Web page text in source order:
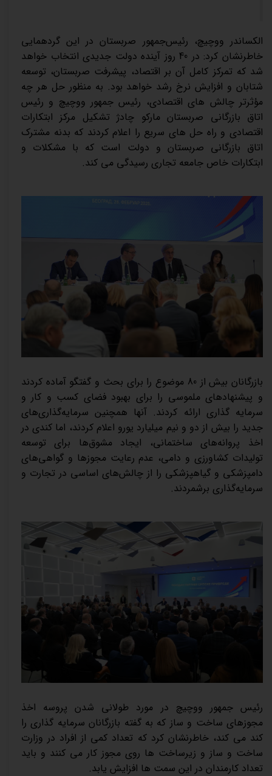
الکساندر ووچیچ، رئیس‌جمهور صربستان در این گردهمایی
خاطرنشان کرد: در 40 روز آینده دولت جدیدی انتخاب خواهد
شد که تمرکز کامل آن بر اقتصاد، پیشرفت صربستان، توسعه
شتابان و افزایش نرخ رشد خواهد بود. به منظور حل هر چه
مؤثرتر چالش های اقتصادی، رئیس جمهور ووچیچ و رئیس
اتاق بازرگانی صربستان مارکو چادژ تشکیل مرکز ابتکارات
اقتصادی و راه حل های سریع را اعلام کردند که بدنه مشترک
اتاق بازرگانی صربستان و دولت است که با مشکلات و
ابتکارات خاص جامعه تجاری رسیدگی می کند.
بازرگانان بیش از 80 موضوع را برای بحث و گفتگو آماده کردند
و پیشنهادهای ملموسی را برای بهبود فضای کسب و کار و
سرمایه گذاری ارائه کردند. آنها همچنین سرمایه‌گذاری‌های
جدید را بیش از دو و نیم میلیارد یورو اعلام کردند، اما کندی در
اخذ پروانه‌های ساختمانی، ایجاد مشوق‌ها برای توسعه
تولیدات کشاورزی و دامی، عدم رعایت مجوزها و گواهی‌های
دامپزشکی و گیاهپزشکی را از چالش‌های اساسی در تجارت و
سرمایه‌گذاری برشمردند.
رئیس جمهور ووچیچ در مورد طولانی شدن پروسه اخذ
مجوزهای ساخت و ساز که به گفته بازرگانان سرمایه گذاری را
کند می کند، خاطرنشان کرد که تعداد کمی از افراد در وزارت
ساخت و ساز و زیرساخت ها روی مجوز کار می کنند و باید
تعداد کارمندان در این سمت ها افزایش یابد.